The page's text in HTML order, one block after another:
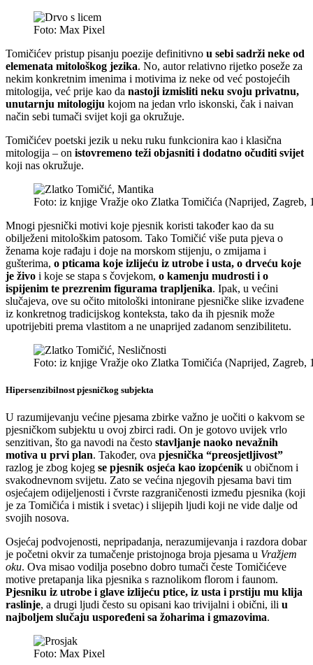
Foto: Max Pixel
Tomičićev pristup pisanju poezije definitivno u sebi sadrži neke od
elemenata mitološkog jezika. No, autor relativno rijetko poseže za
nekim konkretnim imenima i motivima iz neke od već postojećih
mitologija, već prije kao da nastoji izmisliti neku svoju privatnu,
unutarnju mitologiju kojom na jedan vrlo iskonski, čak i naivan
način sebi tumači svijet koji ga okružuje.
Tomičićev poetski jezik u neku ruku funkcionira kao i klasična
mitologija – on istovremeno teži objasniti i dodatno očuditi svijet
koji nas okružuje.
Foto: iz knjige Vražje oko Zlatka Tomičića (Naprijed, Zagreb,
Mnogi pjesnički motivi koje pjesnik koristi također kao da su
obilježeni mitološkim patosom. Tako Tomičić više puta pjeva o
ženama koje rađaju i doje na morskom stijenju, o zmijama i
gušterima, o pticama koje izlijeću iz utrobe i usta, o drveću koje
je živo i koje se stapa s čovjekom, o kamenju mudrosti i o
ispijenim te prezrenim figurama trapljenika. Ipak, u većini
slučajeva, ove su očito mitološki intonirane pjesničke slike izvađene
iz konkretnog tradicijskog konteksta, tako da ih pjesnik može
upotrijebiti prema vlastitom a ne unaprijed zadanom senzibilitetu.
Foto: iz knjige Vražje oko Zlatka Tomičića (Naprijed, Zagreb,
Hipersenzibilnost pjesničkog subjekta
U razumijevanju većine pjesama zbirke važno je uočiti o kakvom se
pjesničkom subjektu u ovoj zbirci radi. On je gotovo uvijek vrlo
senzitivan, što ga navodi na često stavljanje naoko nevažnih
motiva u prvi plan. Također, ova pjesnička “preosjetljivost”
razlog je zbog kojeg se pjesnik osjeća kao izopćenik u običnom i
svakodnevnom svijetu. Zato se većina njegovih pjesama bavi tim
osjećajem odijeljenosti i čvrste razgraničenosti između pjesnika (koji
je za Tomičića i mistik i svetac) i slijepih ljudi koji ne vide dalje od
svojih nosova.
Osjećaj podvojenosti, nepripadanja, nerazumijevanja i razdora dobar
je početni okvir za tumačenje pristojnoga broja pjesama u Vražjem
oku. Ova misao vodilja posebno dobro tumači česte Tomičićeve
motive pretapanja lika pjesnika s raznolikom florom i faunom.
Pjesniku iz utrobe i glave izlijeću ptice, iz usta i prstiju mu klija
raslinje, a drugi ljudi često su opisani kao trivijalni i obični, ili u
najboljem slučaju uspoređeni sa žoharima i gmazovima.
Foto: Max Pixel